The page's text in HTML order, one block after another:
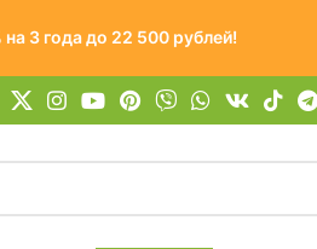
3 года до 22 500 рублей!